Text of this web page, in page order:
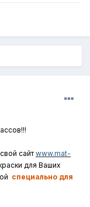
сайт www.mat-
для Ваших
специально для